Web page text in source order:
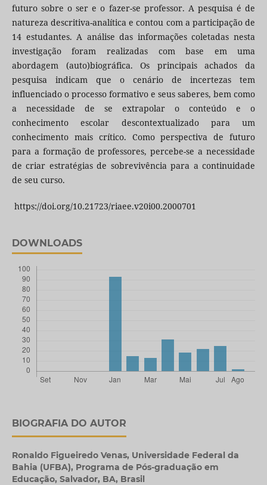
futuro sobre o ser e o fazer-se professor. A pesquisa é de
natureza descritiva-analítica e contou com a participação de
14 estudantes. A análise das informações coletadas nesta
investigação foram realizadas com base em uma
abordagem (auto)biográfica. Os principais achados da
pesquisa indicam que o cenário de incertezas tem
influenciado o processo formativo e seus saberes, bem como
a necessidade de se extrapolar o conteúdo e o
conhecimento escolar descontextualizado para um
conhecimento mais crítico. Como perspectiva de futuro
para a formação de professores, percebe-se a necessidade
de criar estratégias de sobrevivência para a continuidade
de seu curso.
https://doi.org/10.21723/riaee.v20i00.2000701
DOWNLOADS
BIOGRAFIA DO AUTOR
Ronaldo Figueiredo Venas, Universidade Federal da
Bahia (UFBA), Programa de Pós-graduação em
Educação, Salvador, BA, Brasil